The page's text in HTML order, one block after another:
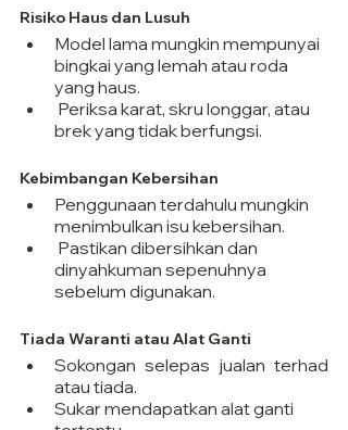
Risiko Haus dan Lusuh
Model lama mungkin mempunyai
bingkai yang lemah atau roda
yang haus.
brek yang tidak berfungsi.
Kebimbangan Kebersihan
Penggunaan terdahulu mungkin
menimbulkan isu kebersihan.
dinyahkuman sepenuhnya
sebelum digunakan.
Tiada Waranti atau Alat Ganti
Sokongan selepas jualan terhad
atau tiada.
Sukar mendapatkan alat ganti